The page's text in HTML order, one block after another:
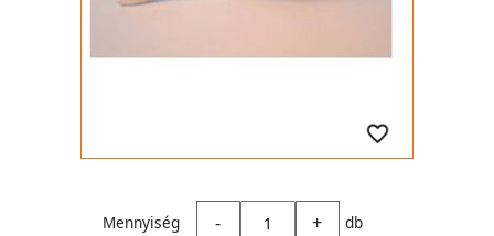
Mennyiség - + db